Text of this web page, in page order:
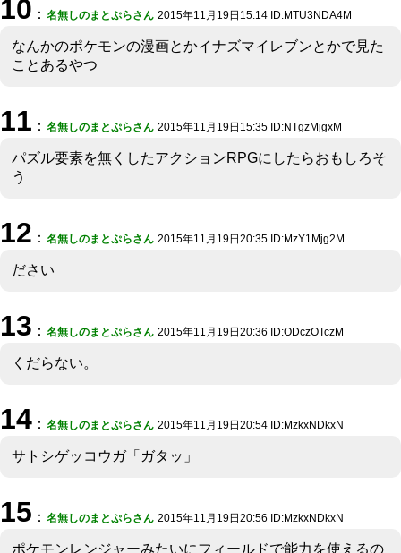
10 ： 名無しのまとぷらさん 2015年11月19日15:14 ID:MTU3NDA4M
なんかのポケモンの漫画とかイナズマイレブンとかで見た
ことあるやつ
11 ： 名無しのまとぷらさん 2015年11月19日15:35 ID:NTgzMjgxM
パズル要素を無くしたアクションRPGにしたらおもしろそ
う
12 ： 名無しのまとぷらさん 2015年11月19日20:35 ID:MzY1Mjg2M
ださい
13 ： 名無しのまとぷらさん 2015年11月19日20:36 ID:ODczOTczM
くだらない。
14 ： 名無しのまとぷらさん 2015年11月19日20:54 ID:MzkxNDkxN
サトシゲッコウガ「ガタッ」
15 ： 名無しのまとぷらさん 2015年11月19日20:56 ID:MzkxNDkxN
ポケモンレンジャーみたいにフィールドで能力を使えるの